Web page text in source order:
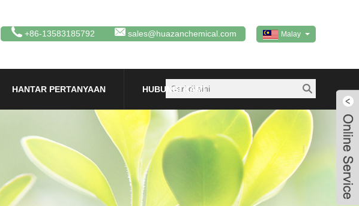
Malay
+86-13583185792 sales@huazanchemical.com
HANTAR PERTANYAAN HUBUNGI KAMI